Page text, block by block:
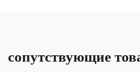
сопутствующие